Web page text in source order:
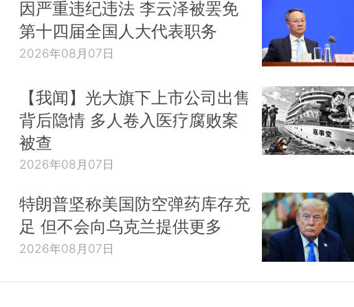
因严重违纪违法 李云泽被罢免
第十四届全国人大代表职务
2026年08月07日
【我闻】光大旗下上市公司出售
背后隐情 多人卷入医疗腐败案
被查
2026年08月07日
特朗普坚称美国防空弹药库存充
足 但不会向乌克兰提供更多
2026年08月07日